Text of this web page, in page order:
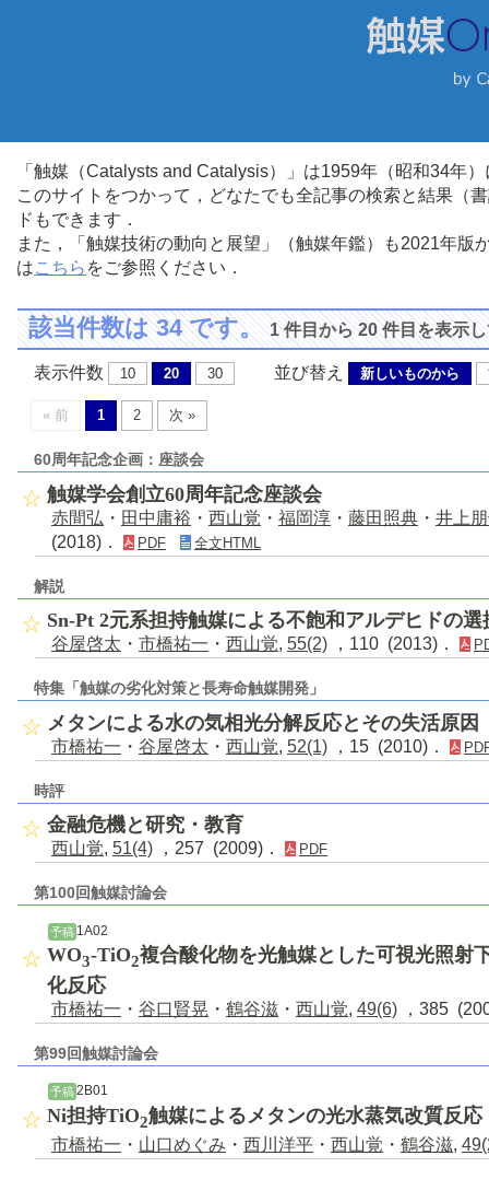
「触媒（Catalysts and Catalysis）」は1959年（昭和34年
このサイトをつかって，どなたでも全記事の検索と結果（
ドもできます．
また，「触媒技術の動向と展望」（触媒年鑑）も2021年
はこちら をご参照ください．
該当件数は 34 です。1 件目から 20 件目を表示
表示件数 10 20 30 並び替え 新しいものから
« 前 1 2 次 »
60周年記念企画：座談会
触媒学会創立60周年記念座談会
赤間弘 ・ 田中庸裕 ・ 西山覚 ・ 福岡淳 ・ 藤田照典 ・ 井上
(2018)．
PDF 全文HTML
解説
Sn-Pt 2元系担持触媒による不飽和アルデヒドの
谷屋啓太 ・ 市橋祐一 ・ 西山覚, 55(2) ，110 (2013)．
特集「触媒の劣化対策と長寿命触媒開発」
メタンによる水の気相光分解反応とその失活原因
市橋祐一 ・ 谷屋啓太 ・ 西山覚, 52(1) ，15 (2010)．
時評
金融危機と研究・教育
西山覚, 51(4) ，257 (2009)． PDF
第100回触媒討論会
予稿 1A02
WO3-TiO2複合酸化物を光触媒とした可視光照射
化反応
市橋祐一 ・ 谷口賢晃 ・ 鶴谷滋 ・ 西山覚, 49(6) ，385
第99回触媒討論会
予稿 2B01
Ni担持TiO2触媒によるメタンの光水蒸気改質反応
市橋祐一 ・ 山口めぐみ ・ 西川洋平 ・ 西山覚 ・ 鶴谷滋,